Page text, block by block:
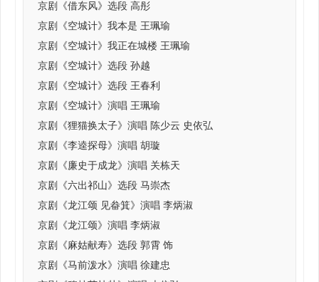
京剧《借东风》选段 高彤
京剧《空城计》我本是 王珮瑜
京剧《空城计》我正在城楼 王珮瑜
京剧《空城计》选段 孙越
京剧《空城计》选段 王春利
京剧《空城计》演唱 王珮瑜
京剧《狸猫换太子》演唱 陈少云 史依弘
京剧《李逵探母》演唱 胡璇
京剧《廉史于成龙》演唱 关栋天
京剧《六出祁山》选段 马崇杰
京剧《龙江颂 见畚箕》演唱 李炳淑
京剧《龙江颂》演唱 李炳淑
京剧《麻姑献寿》选段 郭霄 饰
京剧《马前泼水》演唱 徐建忠